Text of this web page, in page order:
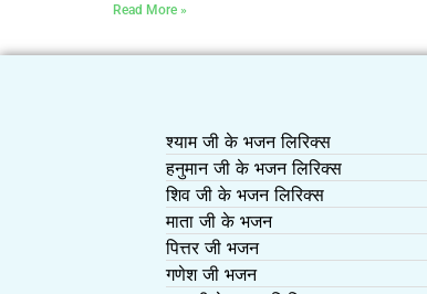
Read More »
श्याम जी के भजन लिरिक्स
हनुमान जी के भजन लिरिक्स
शिव जी के भजन लिरिक्स
माता जी के भजन
पित्तर जी भजन
गणेश जी भजन